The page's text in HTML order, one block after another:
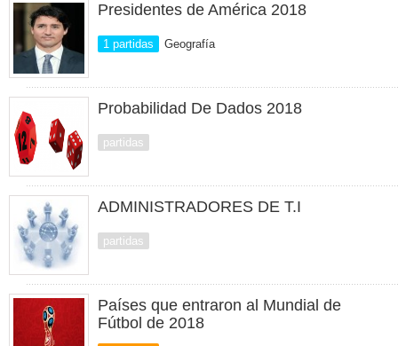
Presidentes de América 2018
1 partidas Geografía
Probabilidad De Dados 2018
partidas
ADMINISTRADORES DE T.I
partidas
Países que entraron al Mundial de
Fútbol de 2018